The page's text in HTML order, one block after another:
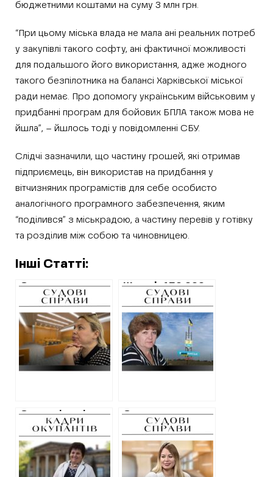
бюджетними коштами на суму 3 млн грн.
“При цьому міська влада не мала ані реальних потреб
у закупівлі такого софту, ані фактичної можливості
для подальшого його використання, адже жодного
такого безпілотника на балансі Харківської міської
ради немає. Про допомогу українським військовим у
придбанні програм для бойових БПЛА також мова не
йшла”, – йшлось тоді у повідомленні СБУ.
Слідчі зазначили, що частину грошей, які отримав
підприємець, він використав на придбання у
вітчизняних програмістів для себе особисто
аналогічного програмного забезпечення, яким
“поділився” з міськрадою, а частину перевів у готівку
та розділив між собою та чиновницею.
Інші Статті:
Суд не дозволив
Грецькій-
Миргородській
поновитися на
роботу до
Харківської
міськради
Штраф 170 000
гривень – вирок
першій заступниці
Вовчанського
міського голови,
яку підозрювали
у державній зраді
Стали відомі
імена колишньої
голови сільради,
яку підозрюють у
підготовці
Справа про
закупку
Харківською
міськрадою
програмного